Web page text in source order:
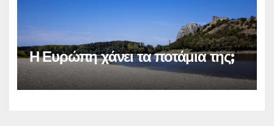
Η Ευρώπη χάνει τα ποτάμια της;